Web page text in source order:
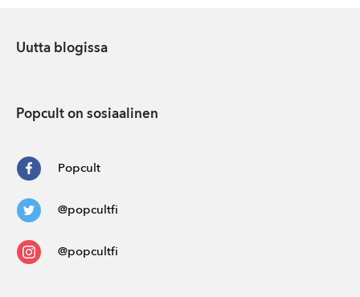
Uutta blogissa
Popcult on sosiaalinen
Popcult
@popcultfi
@popcultfi